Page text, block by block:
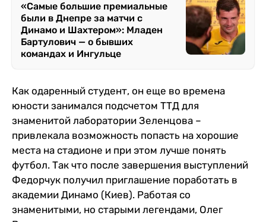
«Самые большие премиальные
были в Днепре за матчи с
Динамо и Шахтером»: Младен
Бартулович — о бывших
командах и Ингульце
Как одаренный студент, он еще во времена
юности занимался подсчетом ТТД для
знаменитой лаборатории Зеленцова –
привлекала возможность попасть на хорошие
места на стадионе и при этом лучше понять
футбол. Так что после завершения выступлений
Федорчук получил приглашение поработать в
академии Динамо (Киев). Работая со
знаменитыми, но старыми легендами, Олег